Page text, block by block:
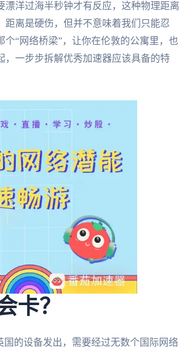
洋过海半秒钟才有反应，这种物理距离
离是硬伤，但并不意味着我们只能忍
“网络桥梁”，让你在伦敦的公寓里，也
，一步步拆解优秀加速器应该具备的特
卡？
的设备发出，需要经过无数个国际网络